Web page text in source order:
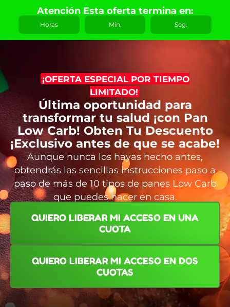
Atención Esta oferta termina en:
Horas Min. Seg.
¡OFERTA ESPECIAL POR TIEMPO
LIMITADO!
Última oportunidad para
transformar tu salud ¡con Pan
Low Carb! Obten Tu Descuento
¡Exclusivo antes de que se acabe!
Aunque nunca los hayas hecho antes,
obtendrás las sencillas instrucciones paso a
paso de más de 10 tipos de panes Low Carb
que puedes hacer en casa.
QUIERO LIBERAR MI ACCESO EN UNA
CUOTA
QUIERO LIBERAR MI ACCESO EN DOS
CUOTAS